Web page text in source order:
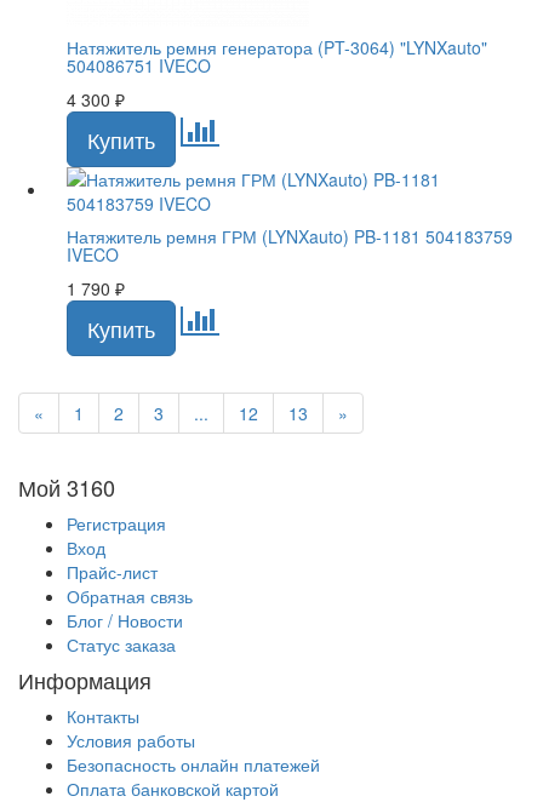
Натяжитель ремня генератора (PT-3064) "LYNXauto"
504086751 IVECO
4 300 ₽
Натяжитель ремня ГРМ (LYNXauto) PB-1181 504183759
IVECO
1 790 ₽
« 1 2 3 ... 12 13 »
Мой 3160
Регистрация
Вход
Прайс-лист
Обратная связь
Блог / Новости
Статус заказа
Информация
Контакты
Условия работы
Безопасность онлайн платежей
Оплата банковской картой